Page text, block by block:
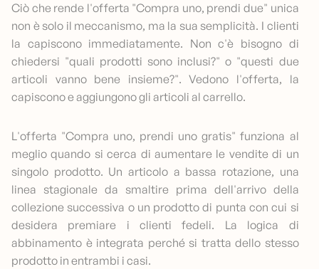
Ciò che rende l'offerta "Compra uno, prendi due" unica
non è solo il meccanismo, ma la sua semplicità. I clienti
la capiscono immediatamente. Non c'è bisogno di
chiedersi "quali prodotti sono inclusi?" o "questi due
articoli vanno bene insieme?". Vedono l'offerta, la
capiscono e aggiungono gli articoli al carrello.
L'offerta "Compra uno, prendi uno gratis" funziona al
meglio quando si cerca di aumentare le vendite di un
singolo prodotto. Un articolo a bassa rotazione, una
linea stagionale da smaltire prima dell'arrivo della
collezione successiva o un prodotto di punta con cui si
desidera premiare i clienti fedeli. La logica di
abbinamento è integrata perché si tratta dello stesso
prodotto in entrambi i casi.